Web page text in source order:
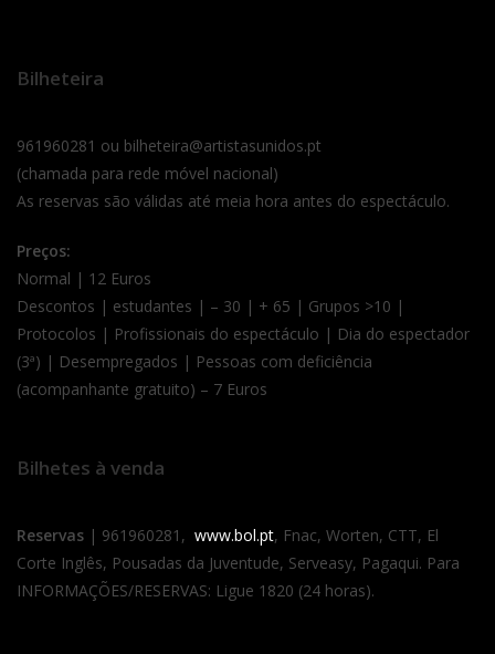
Bilheteira
961960281 ou bilheteira@artistasunidos.pt
(chamada para rede móvel nacional)
As reservas são válidas até meia hora antes do espectáculo.
Preços:
Normal | 12 Euros
Descontos | estudantes | – 30 | + 65 | Grupos >10 |
Protocolos | Profissionais do espectáculo | Dia do espectador
(3ª) | Desempregados | Pessoas com deficiência
(acompanhante gratuito) – 7 Euros
Bilhetes à venda
Reservas | 961960281, www.bol.pt, Fnac, Worten, CTT, El
Corte Inglês, Pousadas da Juventude, Serveasy, Pagaqui. Para
INFORMAÇÕES/RESERVAS: Ligue 1820 (24 horas).